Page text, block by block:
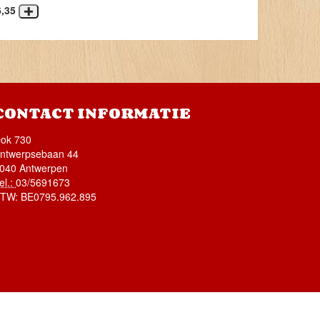
INFORMATIE
730
44
Antwerpen
03/5691673
BE0795.962.895